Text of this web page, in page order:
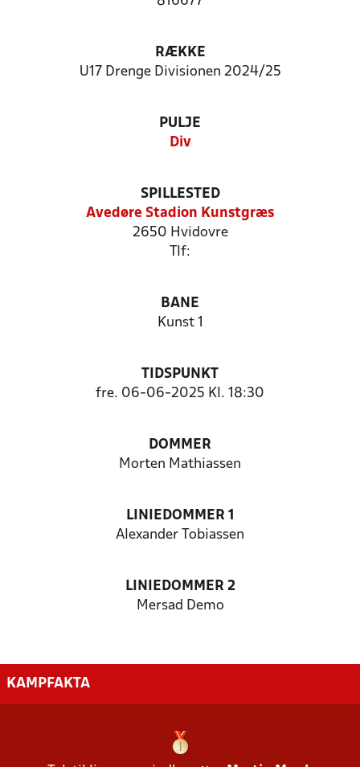
RÆKKE
U17 Drenge Divisionen 2024/25
PULJE
Div
SPILLESTED
Avedøre Stadion Kunstgræs
2650 Hvidovre
Tlf:
BANE
Kunst 1
TIDSPUNKT
fre. 06-06-2025 Kl. 18:30
DOMMER
Morten Mathiassen
LINIEDOMMER 1
Alexander Tobiassen
LINIEDOMMER 2
Mersad Demo
KAMPFAKTA